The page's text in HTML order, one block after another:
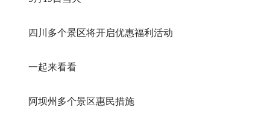
四川多个景区将开启优惠福利活动
一起来看看
阿坝州多个景区惠民措施